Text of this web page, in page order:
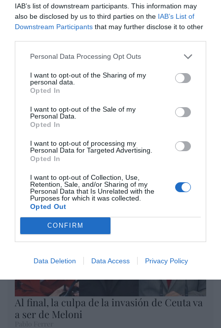
IAB’s list of downstream participants. This information may
also be disclosed by us to third parties on the IAB’s List of
Downstream Participants that may further disclose it to other
Personal Data Processing Opt Outs
I want to opt-out of the Sharing of my
personal data.
Opted In
I want to opt-out of the Sale of my
Personal Data.
Opted In
I want to opt-out of processing my
Personal Data for Targeted Advertising.
Opted In
I want to opt-out of Collection, Use,
Retention, Sale, and/or Sharing of my
Personal Data that Is Unrelated with the
Purposes for which it was collected.
Opted Out
CONFIRM
Data Deletion Data Access Privacy Policy
Artículos anteriores
DIARIO DE LA CORRUPCIÓN SANCHISTA
Diario de la corrupción sanchista. Hazte
“Pedro Sánchez es un criminal”
por Redacción
Artículos anteriores
Enormes minucias
Al final, la culpa de la invasión de Ceuta va
a ser de Meloni